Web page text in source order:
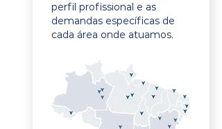
perfil profissional e as
demandas específicas de
cada área onde atuamos.